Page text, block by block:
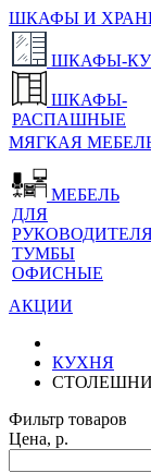
ШКАФЫ И
ШКАФЫ-
ШКАФЫ-
РАСПАШНЫЕ
МЯГКАЯ
МЕБЕЛЬ
ДЛЯ
ТУМБЫ
ОФИСНЫЕ
АКЦИИ
КУХНЯ
Фильтр товаров
Цена, р.